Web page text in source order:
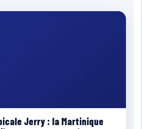
Jerry : la Martinique